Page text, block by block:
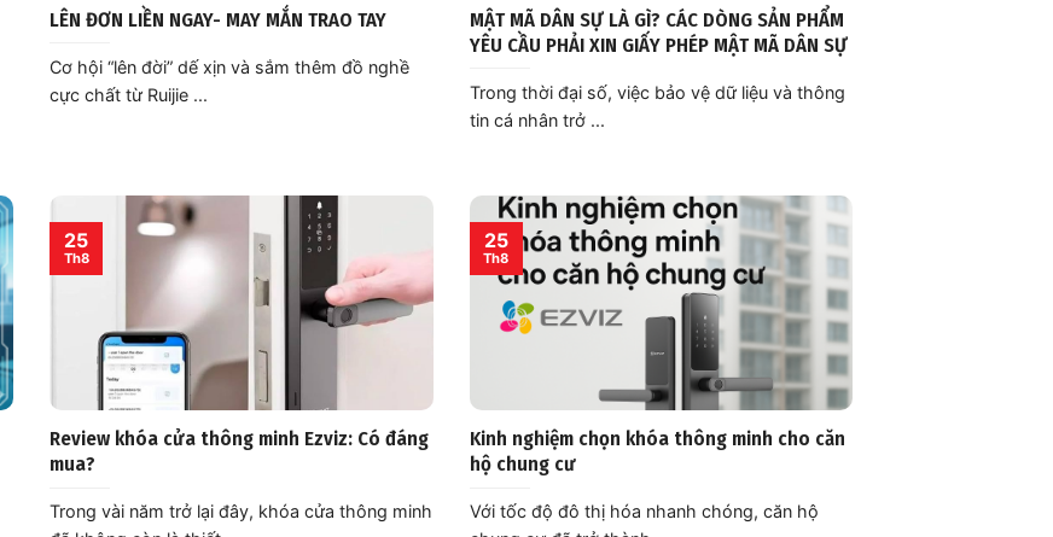
LÊN ĐƠN LIỀN NGAY- MAY MẮN TRAO TAY
Cơ hội “lên đời” dế xịn và sắm thêm đồ nghề
cực chất từ Ruijie ...
MẬT MÃ DÂN SỰ LÀ GÌ? CÁC DÒNG SẢN PHẨM
YÊU CẦU PHẢI XIN GIẤY PHÉP MẬT MÃ DÂN SỰ
Trong thời đại số, việc bảo vệ dữ liệu và thông
tin cá nhân trở ...
Review khóa cửa thông minh Ezviz: Có đáng
mua?
Trong vài năm trở lại đây, khóa cửa thông minh
25
Th8
Kinh nghiệm chọn khóa thông minh cho căn
hộ chung cư
Với tốc độ đô thị hóa nhanh chóng, căn hộ
25
Th8